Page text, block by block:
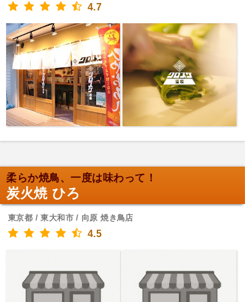
4.7
柔らか焼鳥、一度は味わって！
炭火焼 ひろ
東京都 / 東大和市 / 向原 焼き鳥店
4.5